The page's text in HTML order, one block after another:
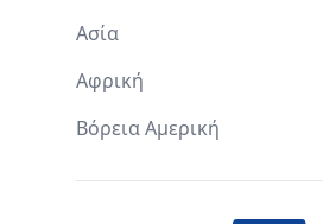
Ασία
Αφρική
Βόρεια Αμερική